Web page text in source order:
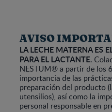
AVISO
LA LECHE MATERNA ES
PARA EL LACTANTE.
NESTUM® a partir de los
importancia de las
preparación del producto
utensilios), así como la
personal responsable en